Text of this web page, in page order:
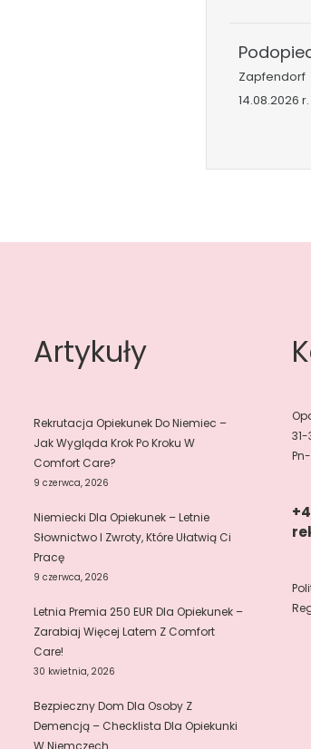
Zapfendorf
14.08.2026 r.
Artykuły
Rekrutacja Opiekunek Do Niemiec –
Jak Wygląda Krok Po Kroku W
Comfort Care?
9 czerwca, 2026
Niemiecki Dla Opiekunek – Letnie
Słownictwo I Zwroty, Które Ułatwią Ci
Pracę
9 czerwca, 2026
Letnia Premia 250 EUR Dla Opiekunek –
Zarabiaj Więcej Latem Z Comfort
Care!
30 kwietnia, 2026
Bezpieczny Dom Dla Osoby Z
Demencją – Checklista Dla Opiekunki
W Niemczech